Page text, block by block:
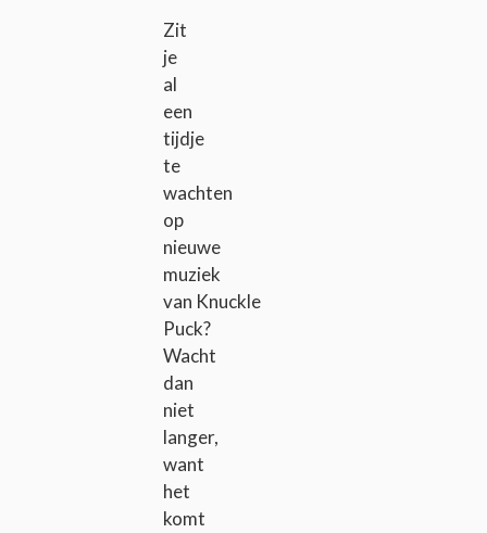
Zit
je
al
een
tijdje
te
wachten
op
nieuwe
muziek
van Knuckle
Puck?
Wacht
dan
niet
langer,
want
het
komt